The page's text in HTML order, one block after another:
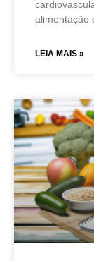
alimentação
LEIA MAIS »